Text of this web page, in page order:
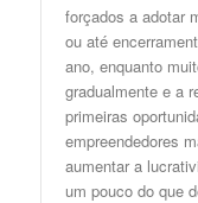
forçados a adotar
ou até
ano, enquanto
gradualmente e a
primeiras
empreendedores
aumentar a
um pouco do que